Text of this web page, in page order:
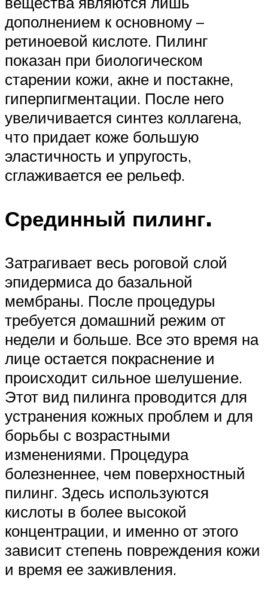
дополнением к основному –
ретиноевой кислоте. Пилинг
показан при биологическом
старении кожи, акне и постакне,
гиперпигментации. После него
увеличивается синтез коллагена,
что придает коже большую
эластичность и упругость,
сглаживается ее рельеф.
Срединный пилинг.
Затрагивает весь роговой слой
эпидермиса до базальной
мембраны. После процедуры
требуется домашний режим от
недели и больше. Все это время на
лице остается покраснение и
происходит сильное шелушение.
Этот вид пилинга проводится для
устранения кожных проблем и для
борьбы с возрастными
изменениями. Процедура
болезненнее, чем поверхностный
пилинг. Здесь используются
кислоты в более высокой
концентрации, и именно от этого
зависит степень повреждения кожи
и время ее заживления.